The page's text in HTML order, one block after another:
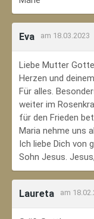
Eva am 18.03.2023
Liebe Mutter
Herzen und
Für alles.
weiter im
für den Frieden
Maria nehme uns
Ich liebe Dich von
Sohn Jesus.
Laureta am